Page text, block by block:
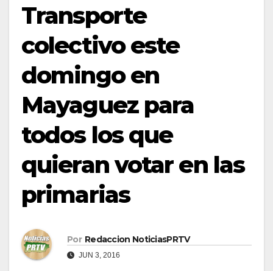
Transporte
colectivo este
domingo en
Mayaguez para
todos los que
quieran votar en las
primarias
Por Redaccion NoticiasPRTV
JUN 3, 2016